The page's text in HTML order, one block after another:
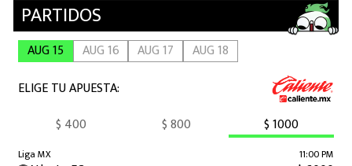
RAYADOS
ATLANTE
SELECCIÓN MEXICANA